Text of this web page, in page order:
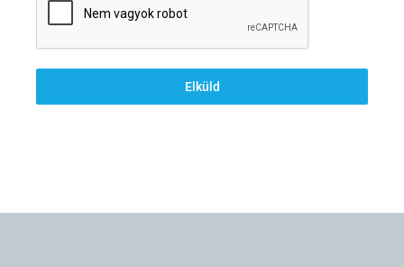
Elküld